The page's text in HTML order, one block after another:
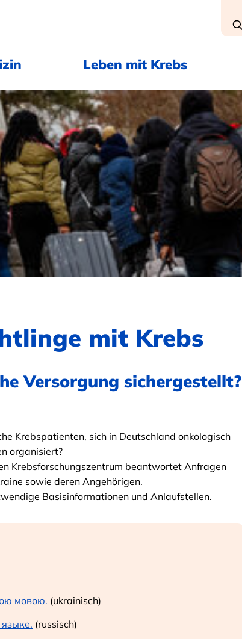
Leben mit Krebs
mit Krebs
Versorgung sichergestellt?
Krebspatienten, sich in Deutschland onkologisch
organisiert?
Krebsforschungszentrum beantwortet Anfragen
sowie deren Angehörigen.
Basisinformationen und Anlaufstellen.
мовою. (ukrainisch)
(russisch)